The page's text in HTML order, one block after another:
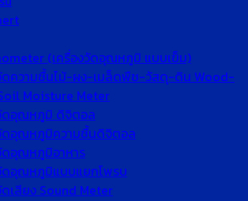
(เครื่องวัดอุณหภูมิ แบบเข็ม)
ดความชื้นไม้-ผง-เมล็ดพืช-วัสดุ-ดิน Wood-
Moisture Meter
ดอุณหภูมิ ดิจิตอล
ดอุณหภูมิความชื้นดิจิตอล
ดอุณหภูมิอาหาร
ดอุณหภูมิแบบแยกโพรบ
ดเสียง Sound Meter